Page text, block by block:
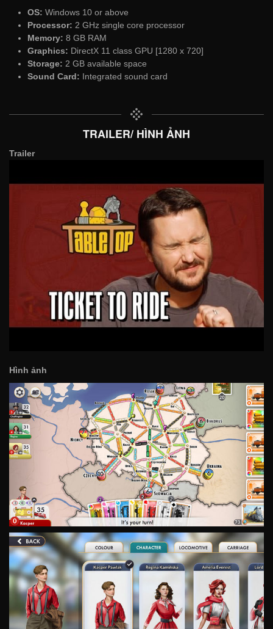
OS: Windows 10 or above
Processor: 2 GHz single core processor
Memory: 8 GB RAM
Graphics: DirectX 11 class GPU [1280 x 720]
Storage: 2 GB available space
Sound Card: Integrated sound card
TRAILER/ HÌNH ẢNH
Trailer
Hình ảnh